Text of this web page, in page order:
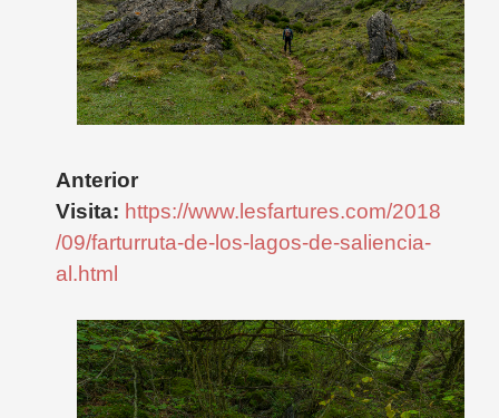
Anterior
Visita: https://www.lesfartures.com/2018
/09/farturruta-de-los-lagos-de-saliencia-
al.html